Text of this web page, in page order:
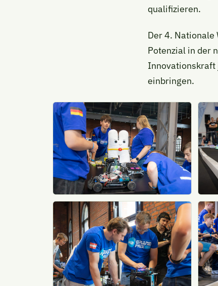
qualifizieren.
Der 4.
Potenzial in der
Innovationskraft
einbringen.